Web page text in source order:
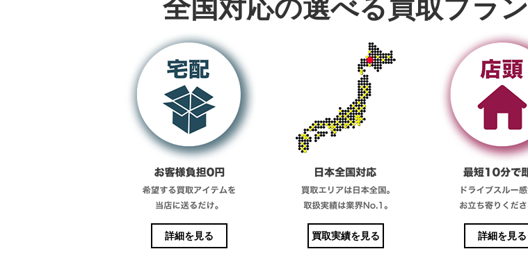
全国対応の選べる買取プラン
詳細を見る 買取実績を見る 詳細を見る